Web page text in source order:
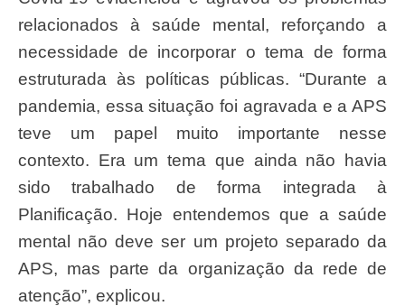
relacionados à saúde mental, reforçando a
necessidade de incorporar o tema de forma
estruturada às políticas públicas. “Durante a
pandemia, essa situação foi agravada e a APS
teve um papel muito importante nesse
contexto. Era um tema que ainda não havia
sido trabalhado de forma integrada à
Planificação. Hoje entendemos que a saúde
mental não deve ser um projeto separado da
APS, mas parte da organização da rede de
atenção”, explicou.